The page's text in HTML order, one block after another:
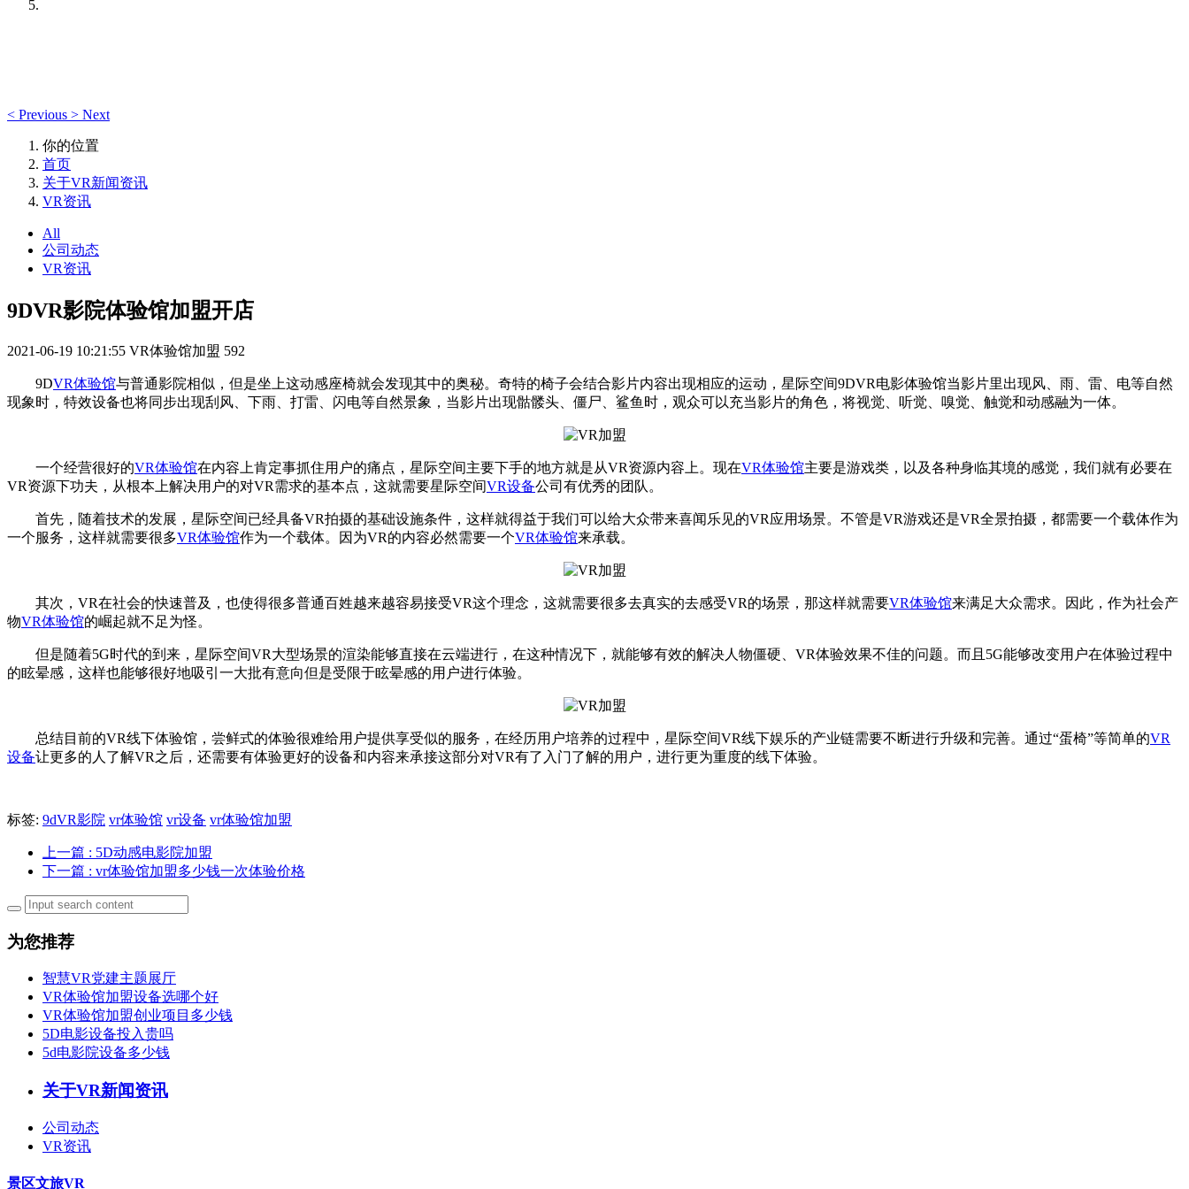
< Previous > Next
你的位置
首页
关于VR新闻资讯
VR资讯
All
公司动态
VR资讯
9DVR影院体验馆加盟开店
2021-06-19 10:21:55 VR体验馆加盟 592
9DVR体验馆与普通影院相似，但是坐上这动感座椅就会发现其中的奥秘。奇特的椅子会结合影片内容出现相应的运动，星际空间9DVR电影体验馆当影片里出现风、雨、雷、电等自然
现象时，特效设备也将同步出现刮风、下雨、打雷、闪电等自然景象，当影片出现骷髅头、僵尸、鲨鱼时，观众可以充当影片的角色，将视觉、听觉、嗅觉、触觉和动感融为一体。
一个经营很好的VR体验馆在内容上肯定事抓住用户的痛点，星际空间主要下手的地方就是从VR资源内容上。现在VR体验馆主要是游戏类，以及各种身临其境的感觉，我们就有必要在
VR资源下功夫，从根本上解决用户的对VR需求的基本点，这就需要星际空间VR设备公司有优秀的团队。
首先，随着技术的发展，星际空间已经具备VR拍摄的基础设施条件，这样就得益于我们可以给大众带来喜闻乐见的VR应用场景。不管是VR游戏还是VR全景拍摄，都需要一个载体作为
一个服务，这样就需要很多VR体验馆作为一个载体。因为VR的内容必然需要一个VR体验馆来承载。
其次，VR在社会的快速普及，也使得很多普通百姓越来越容易接受VR这个理念，这就需要很多去真实的去感受VR的场景，那这样就需要VR体验馆来满足大众需求。因此，作为社会产
物VR体验馆的崛起就不足为怪。
但是随着5G时代的到来，星际空间VR大型场景的渲染能够直接在云端进行，在这种情况下，就能够有效的解决人物僵硬、VR体验效果不佳的问题。而且5G能够改变用户在体验过程中
的眩晕感，这样也能够很好地吸引一大批有意向但是受限于眩晕感的用户进行体验。
总结目前的VR线下体验馆，尝鲜式的体验很难给用户提供享受似的服务，在经历用户培养的过程中，星际空间VR线下娱乐的产业链需要不断进行升级和完善。通过“蛋椅”等简单的VR
设备让更多的人了解VR之后，还需要有体验更好的设备和内容来承接这部分对VR有了入门了解的用户，进行更为重度的线下体验。
标签: 9dVR影院 vr体验馆 vr设备 vr体验馆加盟
上一篇 : 5D动感电影院加盟
下一篇 : vr体验馆加盟多少钱一次体验价格
为您推荐
智慧VR党建主题展厅
VR体验馆加盟设备选哪个好
VR体验馆加盟创业项目多少钱
5D电影设备投入贵吗
5d电影院设备多少钱
关于VR新闻资讯
公司动态
VR资讯
景区文旅VR